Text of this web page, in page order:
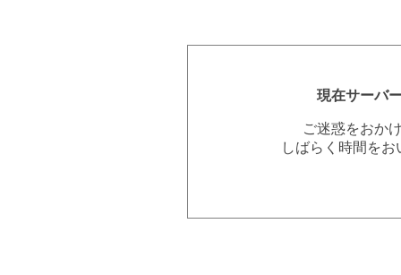
現在サーバ
ご迷惑をおか
しばらく時間を